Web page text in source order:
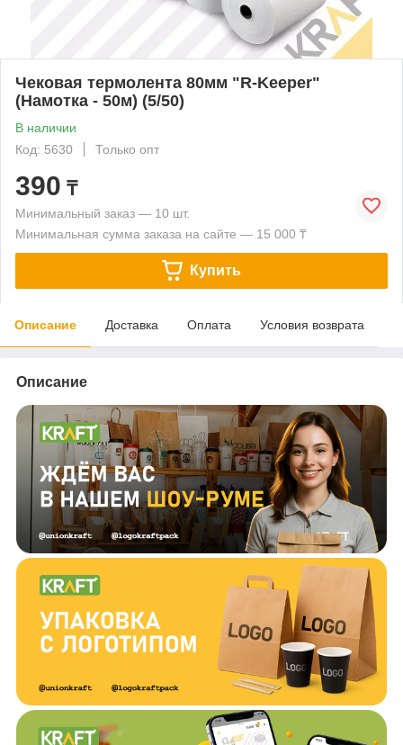
Чековая термолента 80мм "R-Keeper"
(Намотка - 50м) (5/50)
В наличии
Код: 5630
Только опт
390 ₸
Минимальный заказ — 10 шт.
Минимальная сумма заказа на сайте — 15 000 ₸
Купить
Описание Доставка Оплата Условия возврата
Описание